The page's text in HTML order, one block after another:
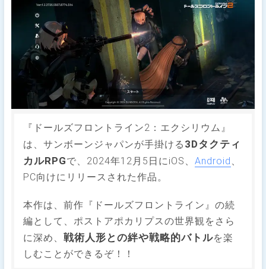
『ドールズフロントライン2：エクシリウム』
は、サンボーンジャパンが手掛ける 3Dタクティ
カルRPGで、2024年12月5日にiOS、Android 、
PC向けにリリースされた作品。
本作は、前作『ドールズフロントライン』の続
編として、ポストアポカリプスの世界観をさら
に深め、戦術人形との絆や戦略的バトルを楽
しむことができるぞ！！